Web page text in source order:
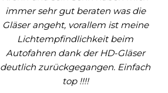
immer sehr gut beraten was die
Gläser angeht, vorallem ist meine
Lichtempfindlichkeit beim
Autofahren dank der HD-Gläser
deutlich zurückgegangen. Einfach
top !!!!